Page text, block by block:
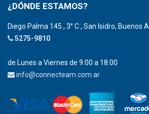
¿DÓNDE ESTAMOS?
Diego Palma 145 , 3° C , San Isidro, Buenos
5275-9810
de Lunes a Viernes de 9:00 a 18:00
info@connecteam.com.ar